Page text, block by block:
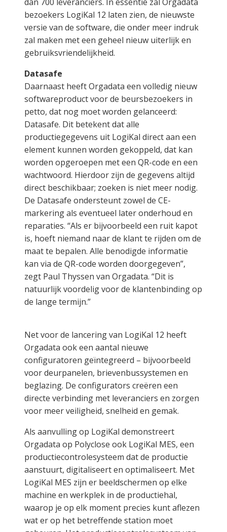
bezoekers LogiKal 12 laten zien, de nieuwste
versie van de software, die onder meer indruk
zal maken met een geheel nieuw uiterlijk en
gebruiksvriendelijkheid.
Datasafe
Daarnaast heeft Orgadata een volledig nieuw
softwareproduct voor de beursbezoekers in
petto, dat nog moet worden gelanceerd:
Datasafe. Dit betekent dat alle
productiegegevens uit LogiKal direct aan een
element kunnen worden gekoppeld, dat kan
worden opgeroepen met een QR-code en een
wachtwoord. Hierdoor zijn de gegevens altijd
direct beschikbaar; zoeken is niet meer nodig.
De Datasafe ondersteunt zowel de CE-
markering als eventueel later onderhoud en
reparaties. “Als er bijvoorbeeld een ruit kapot
is, hoeft niemand naar de klant te rijden om de
maat te bepalen. Alle benodigde informatie
kan via de QR-code worden doorgegeven”,
zegt Paul Thyssen van Orgadata. “Dit is
natuurlijk voordelig voor de klantenbinding op
de lange termijn.”
Net voor de lancering van LogiKal 12 heeft
Orgadata ook een aantal nieuwe
configuratoren geïntegreerd – bijvoorbeeld
voor deurpanelen, brievenbussystemen en
beglazing. De configurators creëren een
directe verbinding met leveranciers en zorgen
voor meer veiligheid, snelheid en gemak.
Als aanvulling op LogiKal demonstreert
Orgadata op Polyclose ook LogiKal MES, een
productiecontrolesysteem dat de productie
aanstuurt, digitaliseert en optimaliseert. Met
LogiKal MES zijn er beeldschermen op elke
machine en werkplek in de productiehal,
waarop je op elk moment precies kunt aflezen
wat er op het betreffende station moet